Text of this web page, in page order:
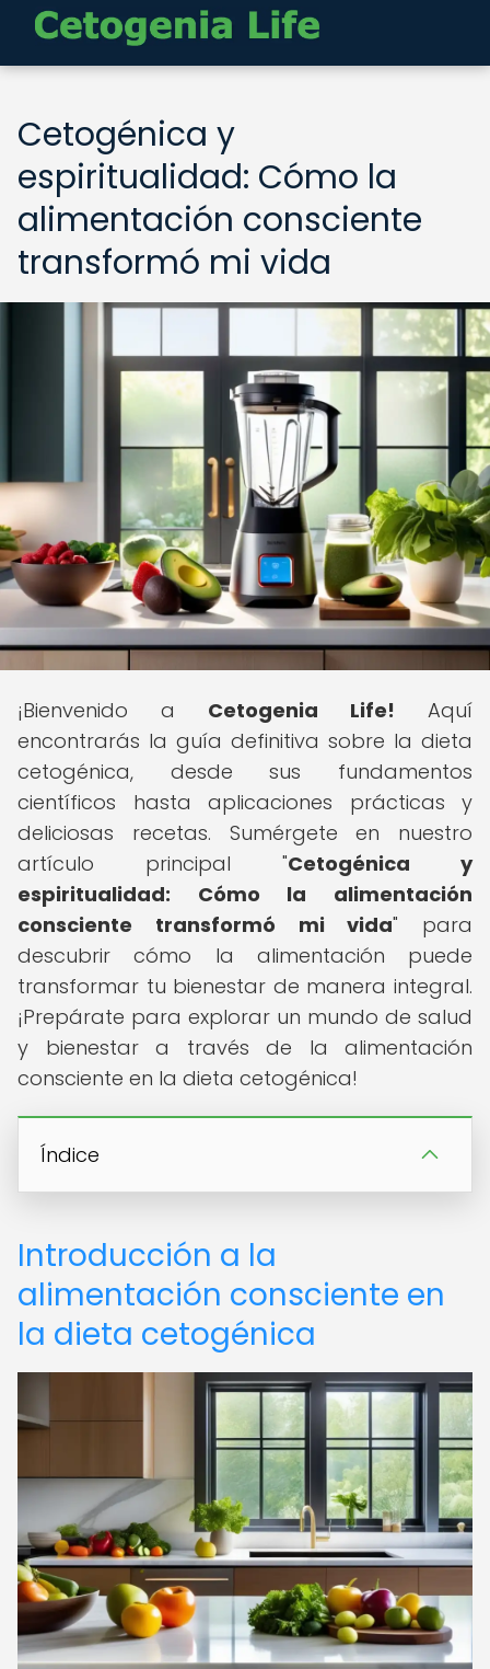
Cetogénica y
espiritualidad: Cómo la
alimentación consciente
transformó mi vida
¡Bienvenido a Cetogenia Life! Aquí
encontrarás la guía definitiva sobre la dieta
cetogénica, desde sus fundamentos
científicos hasta aplicaciones prácticas y
deliciosas recetas. Sumérgete en nuestro
artículo principal "Cetogénica y
espiritualidad: Cómo la alimentación
consciente transformó mi vida" para
descubrir cómo la alimentación puede
transformar tu bienestar de manera integral.
¡Prepárate para explorar un mundo de salud
y bienestar a través de la alimentación
consciente en la dieta cetogénica!
Índice
Introducción a la
alimentación consciente en
la dieta cetogénica